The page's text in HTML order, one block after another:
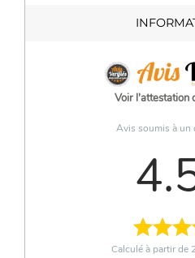
Voir l'attestation
Avis soumis à un
Calculé à partir de